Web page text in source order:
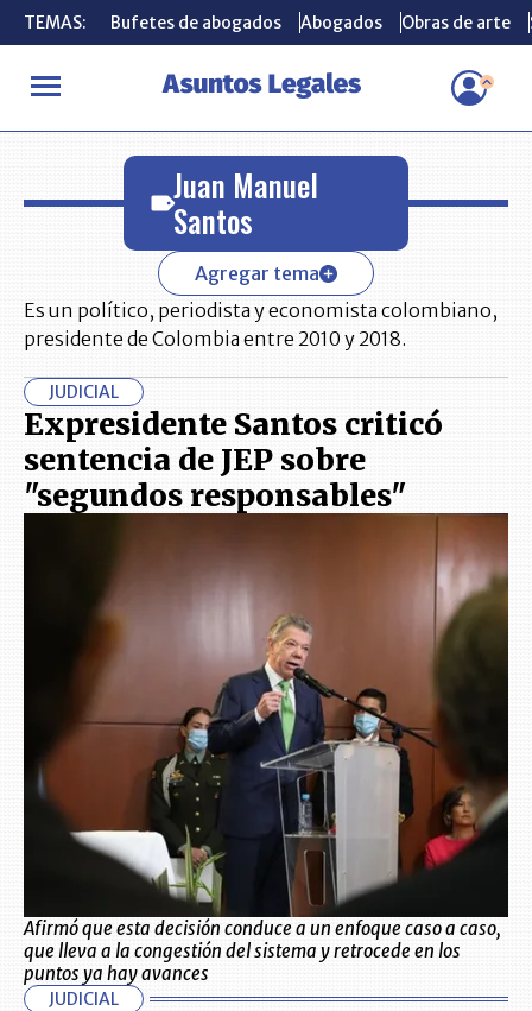
TEMAS: Bufetes de abogados Abogados Obras de arte
INICIO Juan Manuel Santos
TEMAS: Bufetes de abogados Abogados Obras de arte
Juan Manuel
Santos
Agregar tema
Es un político, periodista y economista colombiano,
presidente de Colombia entre 2010 y 2018.
JUDICIAL
Expresidente Santos criticó
sentencia de JEP sobre
"segundos responsables"
Afirmó que esta decisión conduce a un enfoque caso a caso,
que lleva a la congestión del sistema y retrocede en los
puntos ya hay avances
JUDICIAL